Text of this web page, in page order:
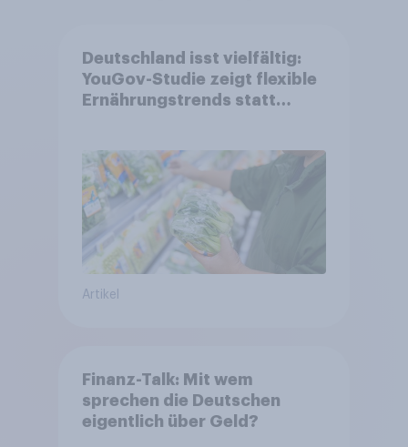
Deutschland isst vielfältig:
YouGov-Studie zeigt flexible
Ernährungstrends statt
Artikel
Finanz-Talk: Mit wem
sprechen die Deutschen
eigentlich über Geld?